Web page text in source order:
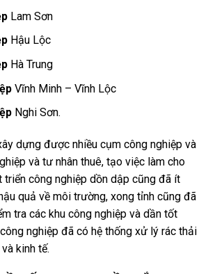
Lam Sơn
Hậu Lộc
Hà Trung
Vĩnh Minh – Vĩnh Lộc
Nghi Sơn.
dựng được nhiều cụm công nghiệp và
và tư nhân thuê, tạo việc làm cho
triển công nghiệp dồn dập cũng đã ít
quả về môi trường, xong tỉnh cũng đã
tra các khu công nghiệp và dần tốt
nghiệp đã có hệ thống xử lý rác thải
kinh tế.